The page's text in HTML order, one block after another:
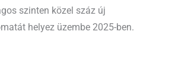
szinten közel száz új
helyez üzembe 2025-ben.